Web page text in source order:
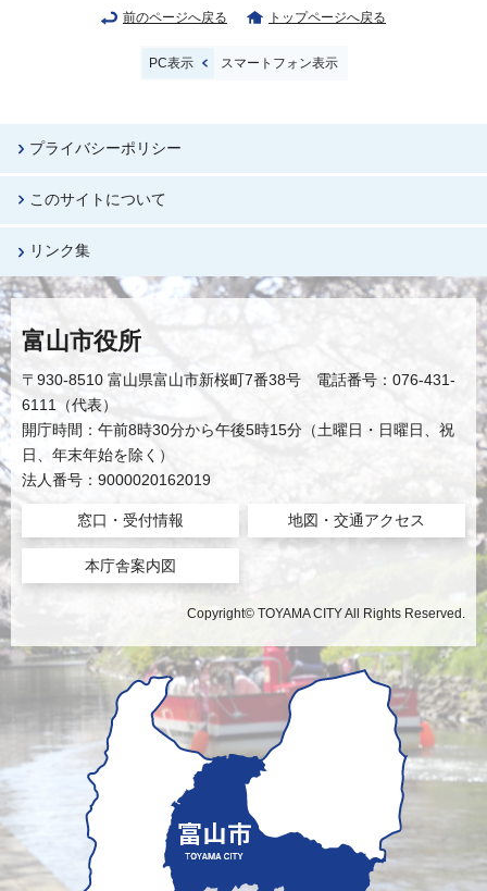
前のページへ戻る トップページへ戻る
PC表示 スマートフォン表示
プライバシーポリシー
このサイトについて
リンク集
富山市役所
〒930-8510 富山県富山市新桜町7番38号 電話番号：076-431-
6111（代表）
開庁時間：午前8時30分から午後5時15分（土曜日・日曜日、祝
日、年末年始を除く）
法人番号：9000020162019
窓口・受付情報 地図・交通アクセス
本庁舎案内図
Copyright© TOYAMA CITY All Rights Reserved.